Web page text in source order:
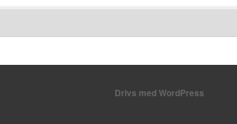
Drivs med WordPress